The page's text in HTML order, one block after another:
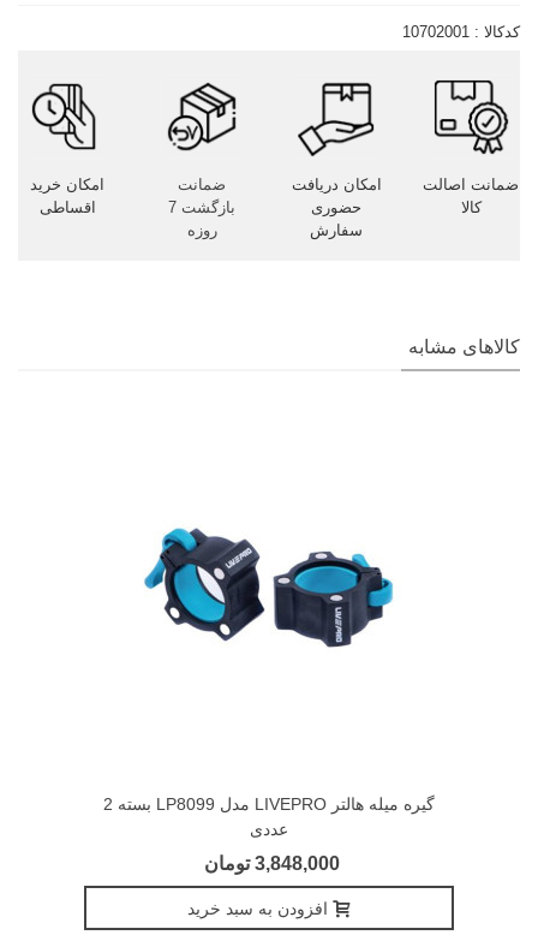
کدکالا : 10702001
ضمانت اصالت
کالا
امکان دریافت
حضوری
سفارش
ضمانت
بازگشت 7
روزه
امکان خرید
اقساطی
کالاهای مشابه
گیره میله هالتر LIVEPRO مدل LP8099 بسته 2
عددی
3,848,000 تومان
افزودن به سبد خرید